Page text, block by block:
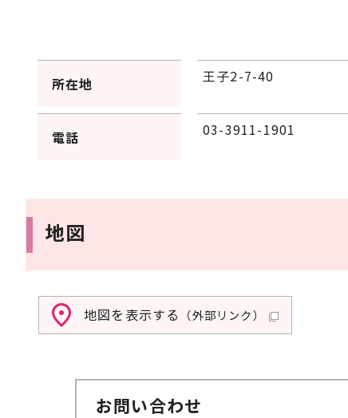
所在地 王子2-7-40
電話 03-3911-1901
地図
地図を表示する （外部リンク）
お問い合わせ